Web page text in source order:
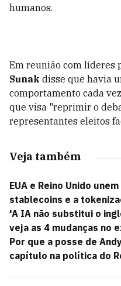
humanos.
Em reunião com líderes
Sunak disse que havia
comportamento cada
que visa "reprimir o
representantes eleitos
Veja também
EUA e Reino Unido
stablecoins e a
'A IA não substitui o
veja as 4 mudanças no
Por que a posse de
capítulo na política do